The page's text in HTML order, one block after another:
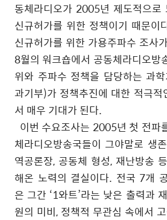
동체라디오가 2005년 제도적으로
신규허가를 위한 정책이기 때문이
신규허가를 위한 가용주파수 조사
8월의 워크숍에서 공동체라디오방
위와 주파수 정책을 담당하는 과
과기부)가 정책추진에 대한 적극
서 매우 기대가 된다.
이번 수요조사는 2005년 첫 전파
체라디오방송국들이 그야말로 생
역공론장, 공동체 형성, 재난방송
해온 노력의 결실이다. 전국 7개
은 그간 ‘1와트’라는 낮은 출력과
원의 미비, 정책적 무관심 속에서